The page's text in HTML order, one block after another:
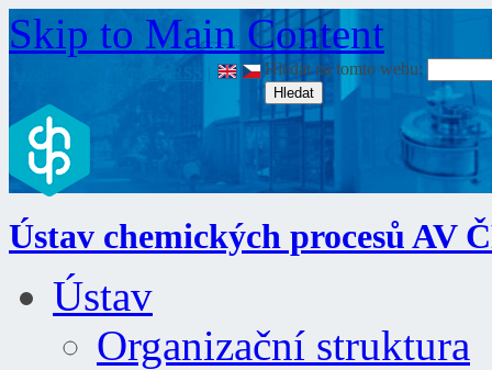
Skip to Main Content
RSS Hledat na tomto webu:
Ústav chemických procesů AV
Ústav
Organizační struktura